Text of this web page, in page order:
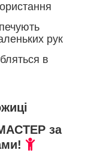
рук
в
за